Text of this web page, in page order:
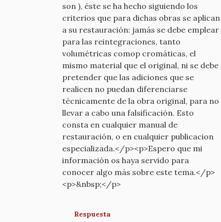
son ), éste se ha hecho siguiendo los
criterios que para dichas obras se aplican
a su restauración: jamás se debe emplear
para las reintegraciones, tanto
volumétricas comop cromáticas, el
mismo material que el original, ni se debe
pretender que las adiciones que se
realicen no puedan diferenciarse
técnicamente de la obra original, para no
llevar a cabo una falsificación. Esto
consta en cualquier manual de
restauración, o en cualquier publicacion
especializada.</p><p>Espero que mi
información os haya servido para
conocer algo más sobre este tema.</p>
<p>&nbsp;</p>
Respuesta